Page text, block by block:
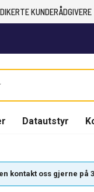
KUNDERÅDGIVERE
Datautstyr
kontakt oss gjerne